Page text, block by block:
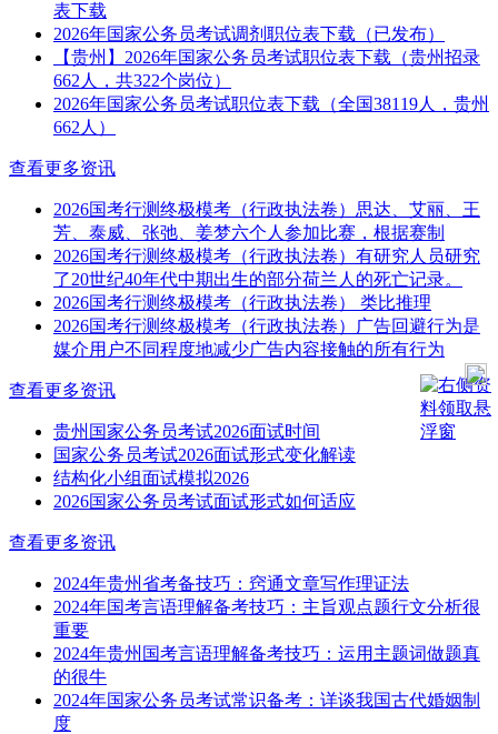
表下载
2026年国家公务员考试调剂职位表下载（已发布）
【贵州】2026年国家公务员考试职位表下载（贵州招录
662人，共322个岗位）
2026年国家公务员考试职位表下载（全国38119人，贵州
662人）
查看更多资讯
2026国考行测终极模考（行政执法卷）思达、艾丽、王
芳、泰威、张弛、姜梦六个人参加比赛，根据赛制
2026国考行测终极模考（行政执法卷）有研究人员研究
了20世纪40年代中期出生的部分荷兰人的死亡记录。
2026国考行测终极模考（行政执法卷） 类比推理
2026国考行测终极模考（行政执法卷）广告回避行为是
媒介用户不同程度地减少广告内容接触的所有行为
查看更多资讯
贵州国家公务员考试2026面试时间
国家公务员考试2026面试形式变化解读
结构化小组面试模拟2026
2026国家公务员考试面试形式如何适应
查看更多资讯
2024年贵州省考备技巧：窍通文章写作理证法
2024年国考言语理解备考技巧：主旨观点题行文分析很
重要
2024年贵州国考言语理解备考技巧：运用主题词做题真
的很牛
2024年国家公务员考试常识备考：详谈我国古代婚姻制
度